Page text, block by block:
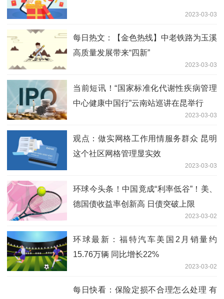
2023-03-03
每日热文：【金色热线】中老铁路为玉溪
高质量发展带来“四新”
2023-03-03
当前短讯！“国家标准化代谢性疾病管理
中心健康中国行”云南站巡讲在昆举行
2023-03-03
观点：做实网格工作用情服务群众 昆明
这个社区网格管理显实效
2023-03-03
环球今头条！中国竟成“利率低谷”！美、
德国债收益率创新高 日债突破上限
2023-03-02
环球最新：福特汽车美国2月销量约
15.76万辆 同比增长22%
2023-03-02
每日快看：保险定损不合理怎么处理 有